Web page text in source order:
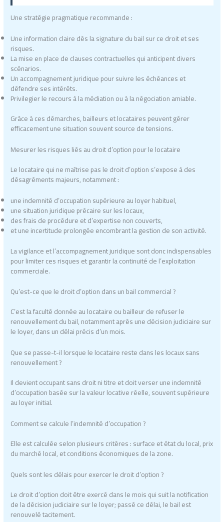
Une stratégie pragmatique recommande :
Une information claire dès la signature du bail sur ce droit et ses
risques.
La mise en place de clauses contractuelles qui anticipent divers
scénarios.
Un accompagnement juridique pour suivre les échéances et
défendre ses intérêts.
Privilegier le recours à la médiation ou à la négociation amiable.
Grâce à ces démarches, bailleurs et locataires peuvent gérer
efficacement une situation souvent source de tensions.
Mesurer les risques liés au droit d’option pour le locataire
Le locataire qui ne maîtrise pas le droit d’option s’expose à des
désagréments majeurs, notamment :
une indemnité d’occupation supérieure au loyer habituel,
une situation juridique précaire sur les locaux,
des frais de procédure et d’expertise non couverts,
et une incertitude prolongée encombrant la gestion de son activité.
La vigilance et l’accompagnement juridique sont donc indispensables
pour limiter ces risques et garantir la continuité de l’exploitation
commerciale.
Qu’est-ce que le droit d’option dans un bail commercial ?
C’est la faculté donnée au locataire ou bailleur de refuser le
renouvellement du bail, notamment après une décision judiciaire sur
le loyer, dans un délai précis d’un mois.
Que se passe-t-il lorsque le locataire reste dans les locaux sans
renouvellement ?
Il devient occupant sans droit ni titre et doit verser une indemnité
d’occupation basée sur la valeur locative réelle, souvent supérieure
au loyer initial.
Comment se calcule l’indemnité d’occupation ?
Elle est calculée selon plusieurs critères : surface et état du local, prix
du marché local, et conditions économiques de la zone.
Quels sont les délais pour exercer le droit d’option ?
Le droit d’option doit être exercé dans le mois qui suit la notification
de la décision judiciaire sur le loyer; passé ce délai, le bail est
renouvelé tacitement.